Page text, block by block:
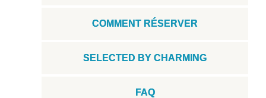
COMMENT RÉSERVER
SELECTED BY CHARMING
FAQ